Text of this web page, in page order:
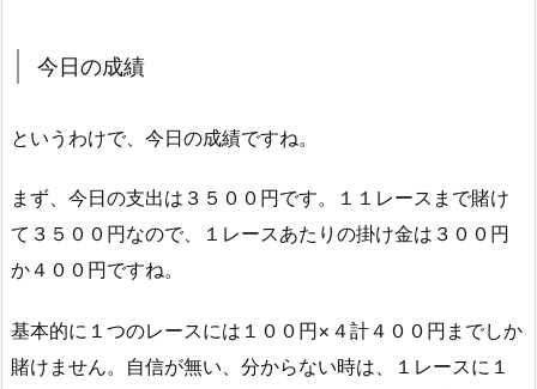
今日の成績
というわけで、今日の成績ですね。
まず、今日の支出は３５００円です。１１レースまで賭け
て３５００円なので、１レースあたりの掛け金は３００円
か４００円ですね。
基本的に１つのレースには１００円×４計４００円までしか
賭けません。自信が無い、分からない時は、１レースに１